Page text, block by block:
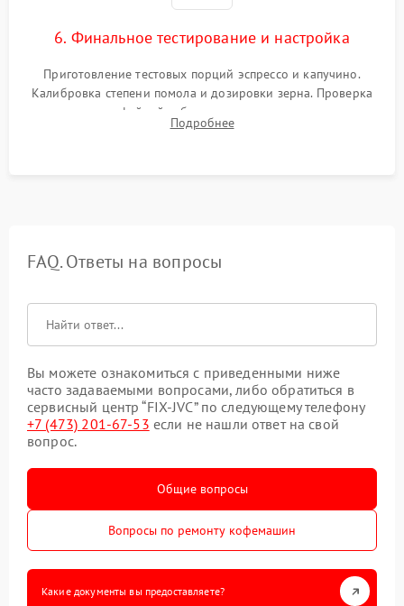
6. Финальное тестирование и настройка
Приготовление тестовых порций эспрессо и капучино.
Калибровка степени помола и дозировки зерна. Проверка
плотности кофейной таблетки, температуры напитка и
качества молочной пены. Контроль отсутствия посторонних
Подробнее
FAQ. Ответы на вопросы
Вы можете ознакомиться с приведенными ниже
часто задаваемыми вопросами, либо обратиться в
сервисный центр “FIX-JVC” по следующему телефону
+7 (473) 201-67-53 если не нашли ответ на свой
вопрос.
Общие вопросы
Вопросы по ремонту кофемашин
Какие документы вы предоставляете?